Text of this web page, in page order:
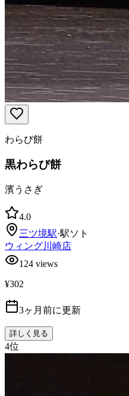
わらび餅
黒わらび餅
濱うさぎ
4.0
三ツ境駅·駅ソト
ウィング川崎店
124 views
¥302
3ヶ月前に更新
詳しく見る
4位